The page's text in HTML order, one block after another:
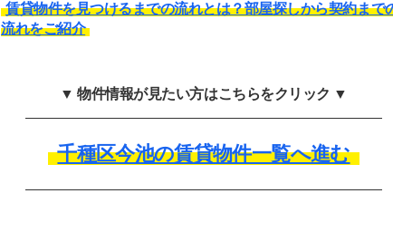
賃貸物件を見つけるまでの流れとは？部屋探しから契約まで
流れをご紹介
▼ 物件情報が見たい方はこちらをクリック ▼
千種区今池の賃貸物件一覧へ進む